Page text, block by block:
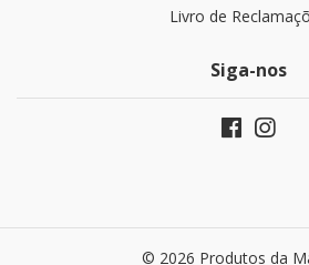
Livro de
Siga-nos
© 2026 Produtos da